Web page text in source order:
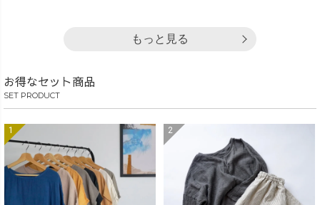
もっと見る
お得なセット商品
SET PRODUCT